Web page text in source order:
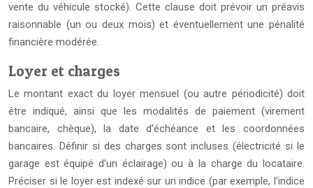
vente du véhicule stocké). Cette clause doit prévoir un préavis
raisonnable (un ou deux mois) et éventuellement une pénalité
financière modérée.
Loyer et charges
Le montant exact du loyer mensuel (ou autre périodicité) doit
être indiqué, ainsi que les modalités de paiement (virement
bancaire, chèque), la date d’échéance et les coordonnées
bancaires. Définir si des charges sont incluses (électricité si le
garage est équipé d’un éclairage) ou à la charge du locataire.
Préciser si le loyer est indexé sur un indice (par exemple, l’indice